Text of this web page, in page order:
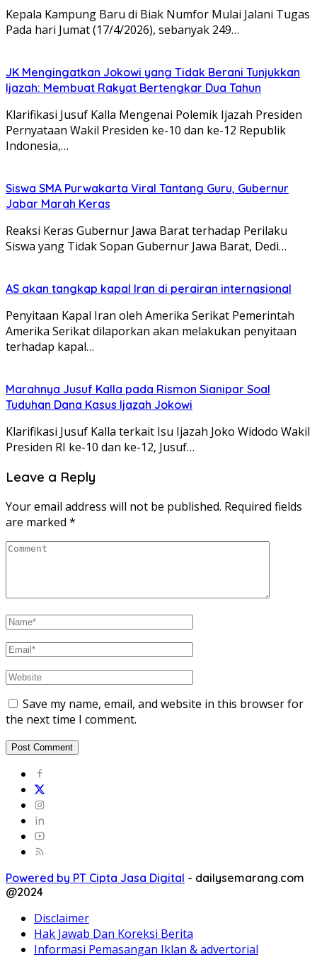
Kepala Kampung Baru di Biak Numfor Mulai Jalani Tugas
Pada hari Jumat (17/4/2026), sebanyak 249…
JK Mengingatkan Jokowi yang Tidak Berani Tunjukkan
Ijazah: Membuat Rakyat Bertengkar Dua Tahun
Klarifikasi Jusuf Kalla Mengenai Polemik Ijazah Presiden
Pernyataan Wakil Presiden ke-10 dan ke-12 Republik
Indonesia,…
Siswa SMA Purwakarta Viral Tantang Guru, Gubernur
Jabar Marah Keras
Reaksi Keras Gubernur Jawa Barat terhadap Perilaku
Siswa yang Tidak Sopan Gubernur Jawa Barat, Dedi…
AS akan tangkap kapal Iran di perairan internasional
Penyitaan Kapal Iran oleh Amerika Serikat Pemerintah
Amerika Serikat dilaporkan akan melakukan penyitaan
terhadap kapal…
Marahnya Jusuf Kalla pada Rismon Sianipar Soal
Tuduhan Dana Kasus Ijazah Jokowi
Klarifikasi Jusuf Kalla terkait Isu Ijazah Joko Widodo Wakil
Presiden RI ke-10 dan ke-12, Jusuf…
Leave a Reply
Your email address will not be published. Required fields
are marked *
Save my name, email, and website in this browser for
the next time I comment.
Powered by PT Cipta Jasa Digital - dailysemarang.com
@2024
Disclaimer
Hak Jawab Dan Koreksi Berita
Informasi Pemasangan Iklan & advertorial